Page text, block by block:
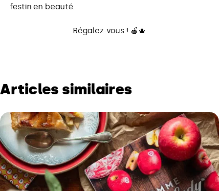
festin en beauté.
Régalez-vous ! 🍎🎄
Articles similaires